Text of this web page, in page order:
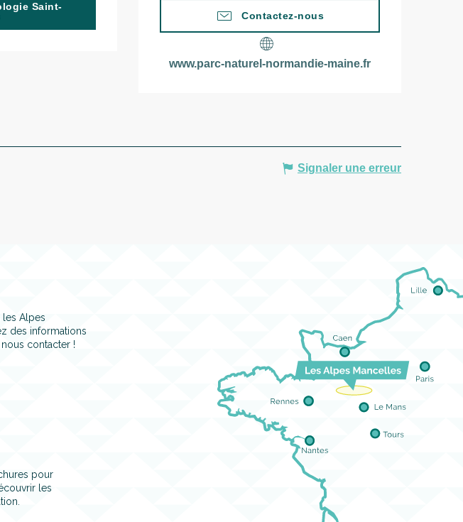
Contactez-nous
www.parc-naturel-normandie-maine.fr
Saint-
Signaler une erreur
les Alpes
des informations
contacter !
pour
les